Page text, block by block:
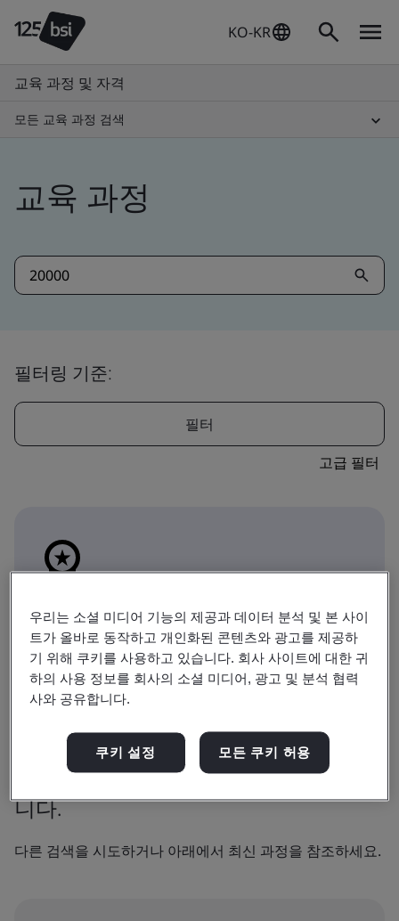
KO-KR
교육 과정 및 자격
모든 교육 과정 검색
교육 과정
필터링 기준:
필터
고급 필터
이 아이콘은 과정이 자격 경로의 어디에 위치하는
지를 나타냅니다. 자격 선택 사항을 표시하려면 자
격으로 전환하세요.
교육 자격
죄송합니다. 검색 결과를 찾을 수 없습
니다.
다른 검색을 시도하거나 아래에서 최신 과정을 참조하세요.
우리는 소셜 미디어 기능의 제공과 데이터 분석 및 본 사이
트가 올바로 동작하고 개인화된 콘텐츠와 광고를 제공하
기 위해 쿠키를 사용하고 있습니다. 회사 사이트에 대한 귀
하의 사용 정보를 회사의 소셜 미디어, 광고 및 분석 협력
사와 공유합니다.
쿠키 설정 모든 쿠키 허용